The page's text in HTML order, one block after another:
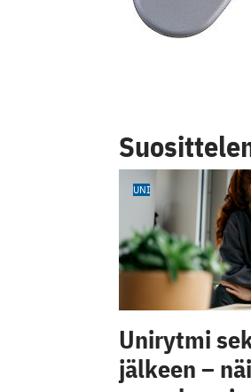
UNI
Unirytmi
jälkeen –